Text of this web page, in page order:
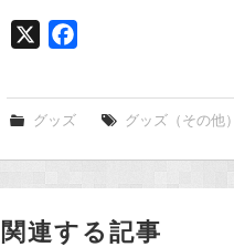
k
グッズ グッズ（その他）
関連する記事